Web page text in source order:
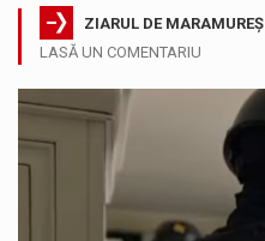
ZIARUL DE MARAMUREȘ
LASĂ UN COMENTARIU